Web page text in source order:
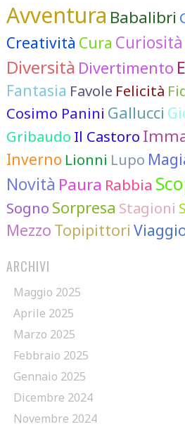
Avventura Babalibri
Creatività Cura Curiosità
Diversità Divertimento
Fantasia Favole Felicità
Cosimo Panini Gallucci
Gribaudo Il Castoro
Inverno Lionni Lupo
Novità Paura Rabbia
Sogno Sorpresa Stagioni
Mezzo Topipittori
ARCHIVI
Maggio 2025
Aprile 2025
Marzo 2025
Febbraio 2025
Gennaio 2025
Dicembre 2024
Novembre 2024